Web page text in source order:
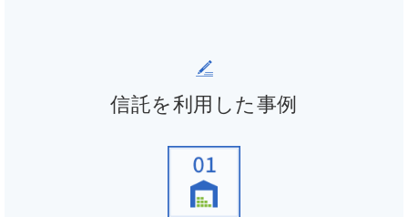
信託を利用した事例